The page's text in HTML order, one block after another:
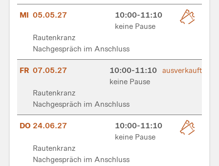
MI 05.05.27
10:00-11:10
keine Pause
Rautenkranz
Nachgespräch im Anschluss
FR 07.05.27
10:00-11:10
keine Pause
Rautenkranz
Nachgespräch im Anschluss
ausverkauft
DO 24.06.27
10:00-11:10
keine Pause
Rautenkranz
Nachgespräch im Anschluss